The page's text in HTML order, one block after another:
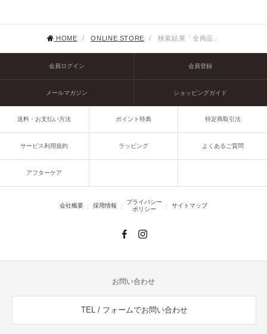
HOME / ONLINE STORE / 検索結果「全商品」
会員ログイン 会員登録
メールマガジン ショッピングガイド
送料・お支払い方法 ポイント特典 特定商取引法
サービス利用規約 ラッピング よくあるご質問
アフターケア
会社概要 採用情報
プライバシー
ポリシー
サイトマップ
お問い合わせ
TEL / フォームでお問い合わせ